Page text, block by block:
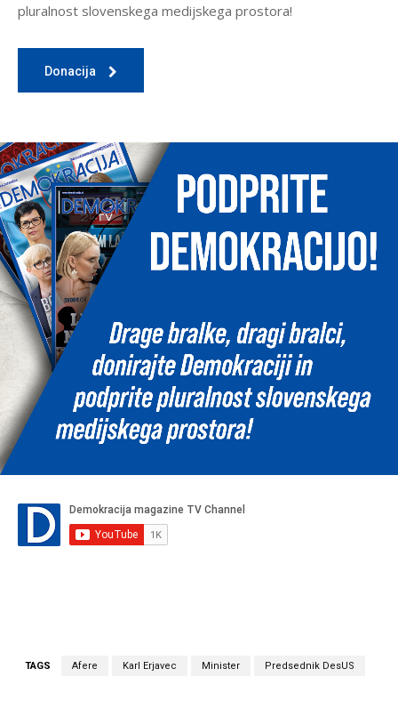
pluralnost slovenskega medijskega prostora!
Donacija
TAGS Afere Karl Erjavec Minister Predsednik DesUS